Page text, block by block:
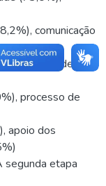
comunicação
troca de
processo de
apoio dos
segunda etapa